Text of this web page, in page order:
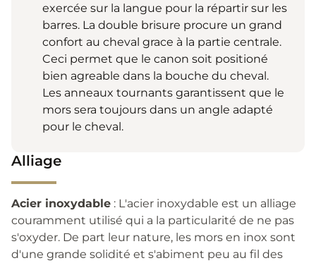
exercée sur la langue pour la répartir sur les
barres. La double brisure procure un grand
confort au cheval grace à la partie centrale.
Ceci permet que le canon soit positioné
bien agreable dans la bouche du cheval.
Les anneaux tournants garantissent que le
mors sera toujours dans un angle adapté
pour le cheval.
Alliage
Acier inoxydable : L'acier inoxydable est un alliage
couramment utilisé qui a la particularité de ne pas
s'oxyder. De part leur nature, les mors en inox sont
d'une grande solidité et s'abiment peu au fil des